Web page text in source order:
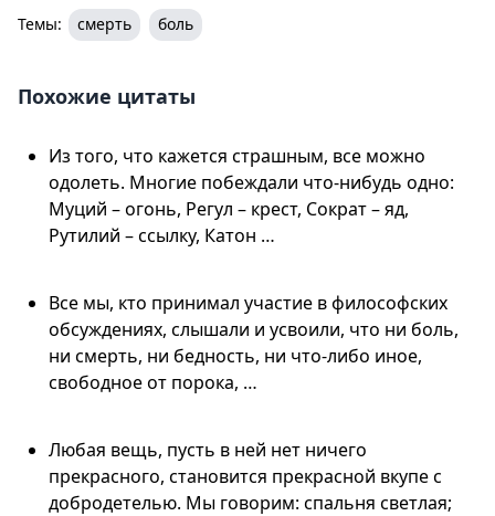
Темы: смерть боль
Похожие цитаты
Из того, что кажется страшным, все можно
одолеть. Многие побеждали что-нибудь одно:
Муций – огонь, Регул – крест, Сократ – яд,
Рутилий – ссылку, Катон …
Все мы, кто принимал участие в философских
обсуждениях, слышали и усвоили, что ни боль,
ни смерть, ни бедность, ни что-либо иное,
свободное от порока, …
Любая вещь, пусть в ней нет ничего
прекрасного, становится прекрасной вкупе с
добродетелью. Мы говорим: спальня светлая;